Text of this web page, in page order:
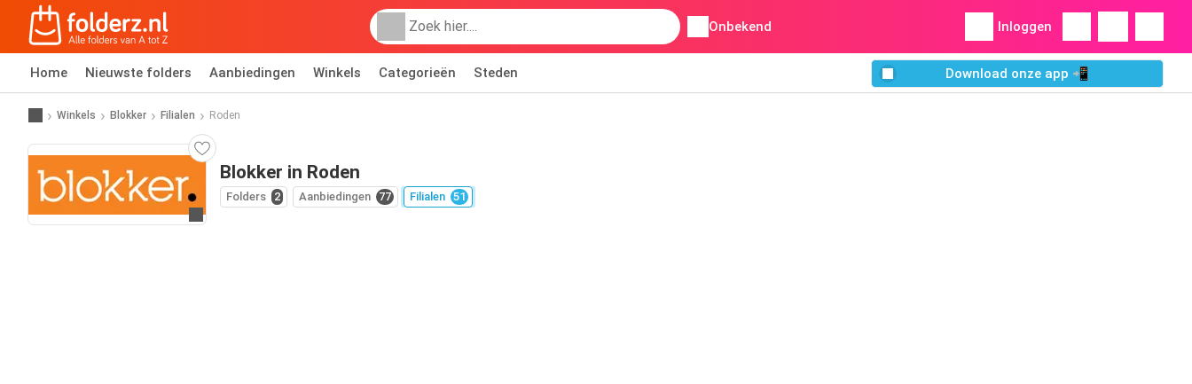
Onbekend Inloggen
Home Nieuwste folders Aanbiedingen Winkels Categorieën Steden Download onze app 📲
Winkels Blokker Filialen Roden
Ga naar website
Blokker in Roden
Folders 2 Aanbiedingen 77 Filialen 51